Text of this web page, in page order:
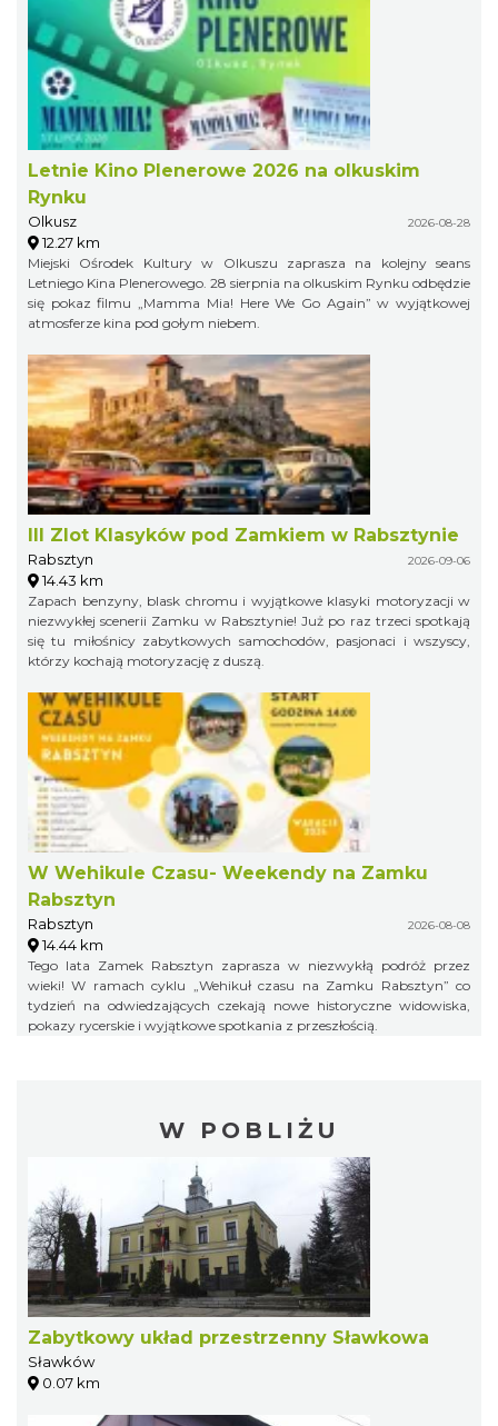
Letnie Kino Plenerowe 2026 na olkuskim
Rynku
Olkusz 2026-08-28
12.27 km
Miejski Ośrodek Kultury w Olkuszu zaprasza na kolejny seans
Letniego Kina Plenerowego. 28 sierpnia na olkuskim Rynku odbędzie
się pokaz filmu „Mamma Mia! Here We Go Again” w wyjątkowej
atmosferze kina pod gołym niebem.
III Zlot Klasyków pod Zamkiem w Rabsztynie
Rabsztyn 2026-09-06
14.43 km
Zapach benzyny, blask chromu i wyjątkowe klasyki motoryzacji w
niezwykłej scenerii Zamku w Rabsztynie! Już po raz trzeci spotkają
się tu miłośnicy zabytkowych samochodów, pasjonaci i wszyscy,
którzy kochają motoryzację z duszą.
W Wehikule Czasu- Weekendy na Zamku
Rabsztyn
Rabsztyn 2026-08-08
14.44 km
Tego lata Zamek Rabsztyn zaprasza w niezwykłą podróż przez
wieki! W ramach cyklu „Wehikuł czasu na Zamku Rabsztyn” co
tydzień na odwiedzających czekają nowe historyczne widowiska,
pokazy rycerskie i wyjątkowe spotkania z przeszłością.
W POBLIŻU
Zabytkowy układ przestrzenny Sławkowa
Sławków
0.07 km